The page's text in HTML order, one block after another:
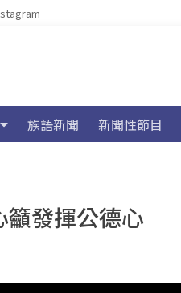
族語新聞 新聞性節目
籲發揮公德心